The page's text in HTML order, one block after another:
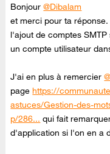
Bonjour@Dibalam
et merci pour ta
l'ajout de comptes
un compte utilisateur
J'ai en plus à remercier
pagehttps://
astuces/Gestion-des-
p/286... qui fait
d'application si l'on en a